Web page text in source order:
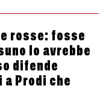
rosse: fosse
lo avrebbe
difende
Prodi che